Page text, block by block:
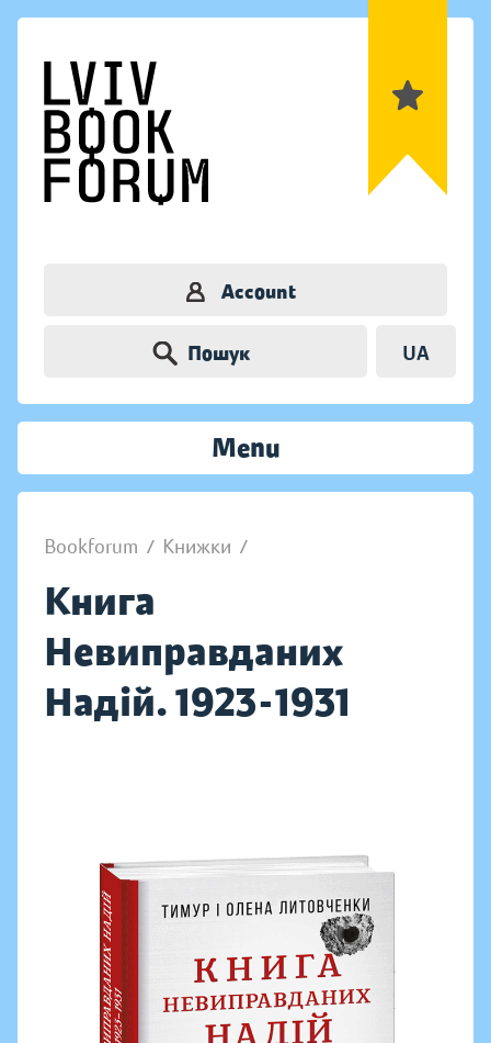
Account
Пошук UA
Menu
Bookforum / Книжки /
Книга
Невиправданих
Надій. 1923-1931